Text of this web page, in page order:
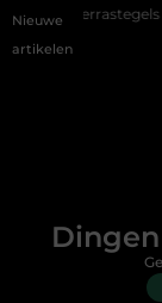
Nieuwe
artikelen
voor een